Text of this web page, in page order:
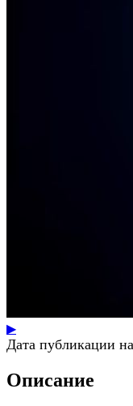
▶
Дата публикации
Описание